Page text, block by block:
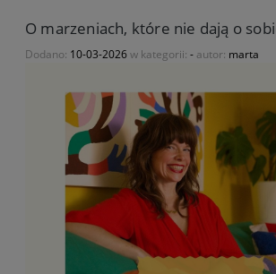
O marzeniach, które nie dają o
Dodano: 10-03-2026w kategorii: - autor: marta